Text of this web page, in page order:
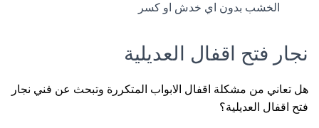
الخشب بدون اي خدش او كسر
نجار فتح اقفال العديلية
هل تعاني من مشكلة اقفال الابواب المتكررة وتبحث عن فني نجار
فتح اقفال العديلية؟